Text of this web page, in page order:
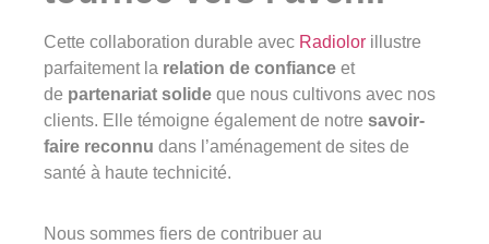
Cette collaboration durable avec Radiolor illustre
parfaitement la relation de confiance et
de partenariat solide que nous cultivons avec nos
clients. Elle témoigne également de notre savoir-
faire reconnu dans l’aménagement de sites de
santé à haute technicité.
Nous sommes fiers de contribuer au